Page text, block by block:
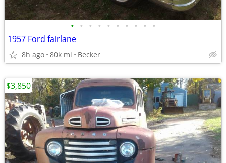
• • • • • • • • • •
1957 Ford fairlane
8h ago 80k mi Becker
$3,850